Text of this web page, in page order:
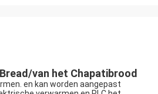
van het Chapatibrood
en kan worden aangepast